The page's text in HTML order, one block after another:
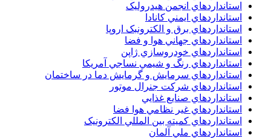
استانداردهاي انجمن هيدروليک
استانداردهاي ايمني کانادا
استانداردهاي برق و الکترونبک اروپا
استانداردهاي جهاني هوا و فضا
استانداردهاي خودروسازي ژاپن
استانداردهاي رنگ و شيمي نساجي آمريکا
استانداردهاي سرمايش و گرمايش دما در ساختمان
استانداردهاي شرکت جنرال موتور
استانداردهاي صنايع غذايي
استانداردهاي غير نظامي هوا فضا
استانداردهاي کميته بين المللي الکترونيک
استانداردهاي ملي آلمان